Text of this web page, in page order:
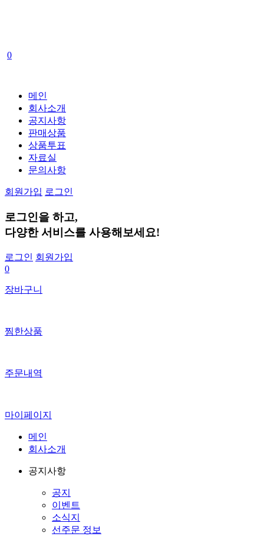
0
메인
회사소개
공지사항
판매상품
상품투표
자료실
문의사항
회원가입 로그인
로그인을 하고,
다양한 서비스를 사용해보세요!
로그인 회원가입
0
장바구니
찜한상품
주문내역
마이페이지
메인
회사소개
공지사항
공지
이벤트
소식지
선주문 정보